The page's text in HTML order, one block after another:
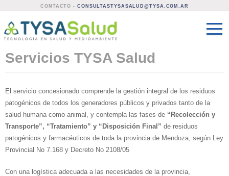
CONTACTO - CONSULTASTYSASALUD@TYSA.COM.AR
Servicios TYSA Salud
El servicio concesionado comprende la gestión integral de los residuos
patogénicos de todos los generadores públicos y privados tanto de la
salud humana como animal, y contempla las fases de “Recolección y
Transporte”, “Tratamiento” y “Disposición Final” de residuos
patogénicos y farmacéuticos de toda la provincia de Mendoza, según Ley
Provincial No 7.168 y Decreto No 2108/05
Con una logística adecuada a las necesidades de la provincia,